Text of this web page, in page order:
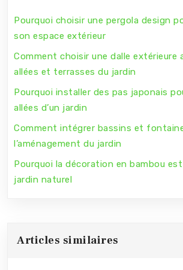
Pourquoi choisir une pergola design
son espace extérieur
Comment choisir une dalle extérieure
allées et terrasses du jardin
Pourquoi installer des pas japonais
allées d’un jardin
Comment intégrer bassins et
l’aménagement du jardin
Pourquoi la décoration en bambou
jardin naturel
Articles similaires